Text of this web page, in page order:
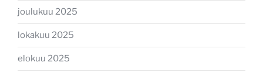
joulukuu 2025
lokakuu 2025
elokuu 2025